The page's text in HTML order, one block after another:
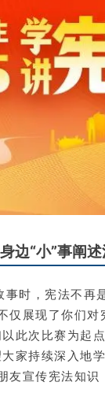
边“小”事阐
时，宪法不再
仅展现了你们
此次比赛为起
家持续深入地
友宣传宪法知